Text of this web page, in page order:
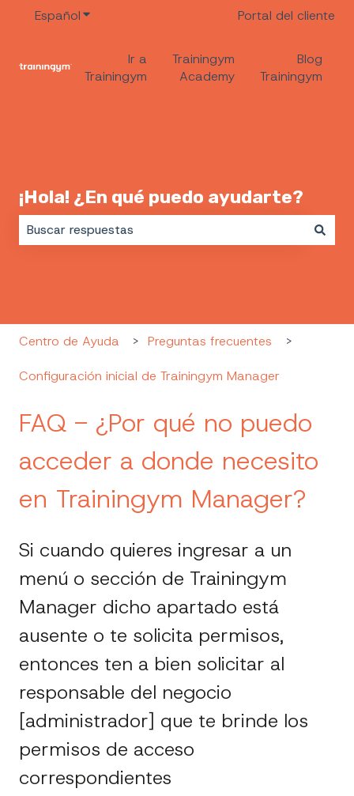
EspañolTraducciones de Mostrar submenú de
Portal del cliente
Ir a
Trainingym
Trainingym
Academy
Blog
Trainingym
¡Hola! ¿En qué puedo ayudarte?
Centro de Ayuda Preguntas frecuentes
Configuración inicial de Trainingym Manager
FAQ - ¿Por qué no puedo
acceder a donde necesito
en Trainingym Manager?
Si cuando quieres ingresar a un
menú o sección de Trainingym
Manager dicho apartado está
ausente o te solicita permisos,
entonces ten a bien solicitar al
responsable del negocio
[administrador] que te brinde los
permisos de acceso
correspondientes